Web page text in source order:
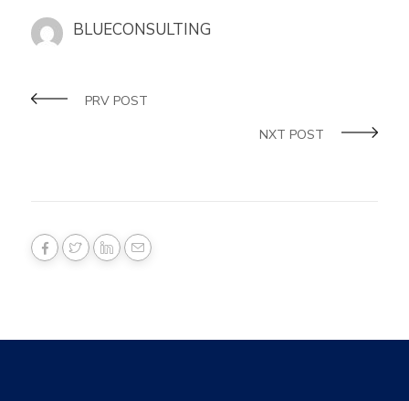
BLUECONSULTING
PRV POST
NXT POST